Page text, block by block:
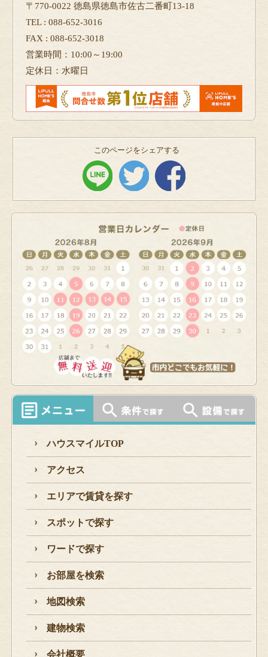
〒770-0022 徳島県徳島市佐古二番町13-18
TEL : 088-652-3016
FAX : 088-652-3018
営業時間：10:00～19:00
定休日：水曜日
このページをシェアする
ハウスマイルTOP
アクセス
エリアで賃貸を探す
スポットで探す
ワードで探す
お部屋を検索
地図検索
建物検索
会社概要